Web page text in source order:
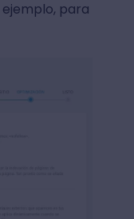
para